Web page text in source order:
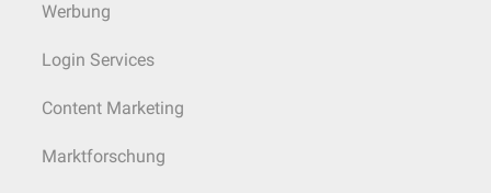
Werbung
Login Services
Content Marketing
Marktforschung